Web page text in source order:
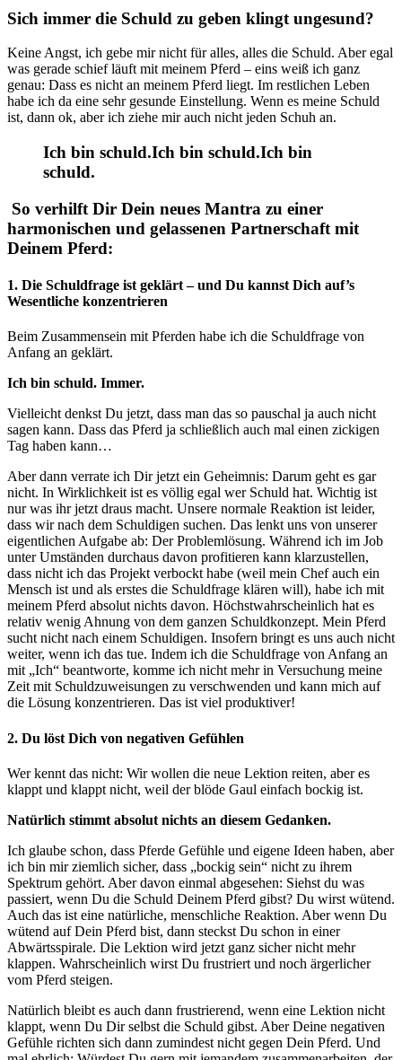
Sich immer die Schuld zu geben klingt ungesund?
Keine Angst, ich gebe mir nicht für alles, alles die Schuld. Aber egal
was gerade schief läuft mit meinem Pferd – eins weiß ich ganz
genau: Dass es nicht an meinem Pferd liegt. Im restlichen Leben
habe ich da eine sehr gesunde Einstellung. Wenn es meine Schuld
ist, dann ok, aber ich ziehe mir auch nicht jeden Schuh an.
Ich bin schuld.Ich bin schuld.Ich bin
schuld.
So verhilft Dir Dein neues Mantra zu einer
harmonischen und gelassenen Partnerschaft mit
Deinem Pferd:
1. Die Schuldfrage ist geklärt – und Du kannst Dich auf’s
Wesentliche konzentrieren
Beim Zusammensein mit Pferden habe ich die Schuldfrage von
Anfang an geklärt.
Ich bin schuld. Immer.
Vielleicht denkst Du jetzt, dass man das so pauschal ja auch nicht
sagen kann. Dass das Pferd ja schließlich auch mal einen zickigen
Tag haben kann…
Aber dann verrate ich Dir jetzt ein Geheimnis: Darum geht es gar
nicht. In Wirklichkeit ist es völlig egal wer Schuld hat. Wichtig ist
nur was ihr jetzt draus macht. Unsere normale Reaktion ist leider,
dass wir nach dem Schuldigen suchen. Das lenkt uns von unserer
eigentlichen Aufgabe ab: Der Problemlösung. Während ich im Job
unter Umständen durchaus davon profitieren kann klarzustellen,
dass nicht ich das Projekt verbockt habe (weil mein Chef auch ein
Mensch ist und als erstes die Schuldfrage klären will), habe ich mit
meinem Pferd absolut nichts davon. Höchstwahrscheinlich hat es
relativ wenig Ahnung von dem ganzen Schuldkonzept. Mein Pferd
sucht nicht nach einem Schuldigen. Insofern bringt es uns auch nicht
weiter, wenn ich das tue. Indem ich die Schuldfrage von Anfang an
mit „Ich“ beantworte, komme ich nicht mehr in Versuchung meine
Zeit mit Schuldzuweisungen zu verschwenden und kann mich auf
die Lösung konzentrieren. Das ist viel produktiver!
2. Du löst Dich von negativen Gefühlen
Wer kennt das nicht: Wir wollen die neue Lektion reiten, aber es
klappt und klappt nicht, weil der blöde Gaul einfach bockig ist.
Natürlich stimmt absolut nichts an diesem Gedanken.
Ich glaube schon, dass Pferde Gefühle und eigene Ideen haben, aber
ich bin mir ziemlich sicher, dass „bockig sein“ nicht zu ihrem
Spektrum gehört. Aber davon einmal abgesehen: Siehst du was
passiert, wenn Du die Schuld Deinem Pferd gibst? Du wirst wütend.
Auch das ist eine natürliche, menschliche Reaktion. Aber wenn Du
wütend auf Dein Pferd bist, dann steckst Du schon in einer
Abwärtsspirale. Die Lektion wird jetzt ganz sicher nicht mehr
klappen. Wahrscheinlich wirst Du frustriert und noch ärgerlicher
vom Pferd steigen.
Natürlich bleibt es auch dann frustrierend, wenn eine Lektion nicht
klappt, wenn Du Dir selbst die Schuld gibst. Aber Deine negativen
Gefühle richten sich dann zumindest nicht gegen Dein Pferd. Und